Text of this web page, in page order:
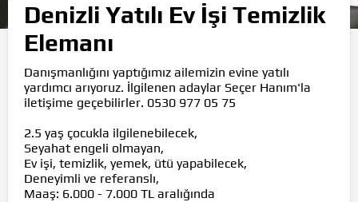
Denizli Yatılı Ev İşi Temizlik
Elemanı
Danışmanlığını yaptığımız ailemizin evine yatılı
yardımcı arıyoruz. İlgilenen adaylar Seçer Hanım'la
iletişime geçebilirler. 0530 977 05 75
2.5 yaş çocukla ilgilenebilecek,
Seyahat engeli olmayan,
Ev işi, temizlik, yemek, ütü yapabilecek,
Deneyimli ve referanslı,
Maaş: 6.000 - 7.000 TL aralığında